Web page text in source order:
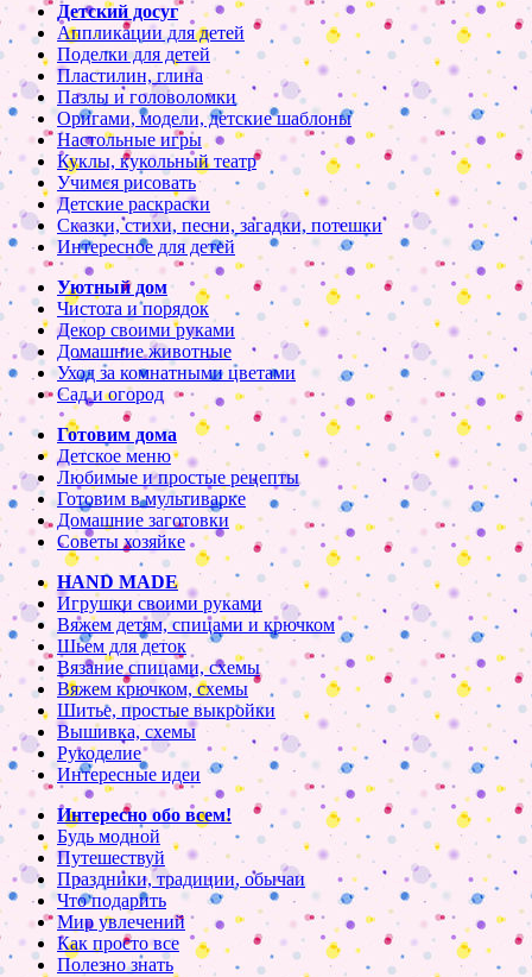
Детский досуг
Аппликации для детей
Поделки для детей
Пластилин, глина
Пазлы и головоломки
Оригами, модели, детские шаблоны
Настольные игры
Куклы, кукольный театр
Учимся рисовать
Детские раскраски
Сказки, стихи, песни, загадки, потешки
Интересное для детей
Уютный дом
Чистота и порядок
Декор своими руками
Домашние животные
Уход за комнатными цветами
Сад и огород
Готовим дома
Детское меню
Любимые и простые рецепты
Готовим в мультиварке
Домашние заготовки
Советы хозяйке
HAND MADE
Игрушки своими руками
Вяжем детям, спицами и крючком
Шьем для деток
Вязание спицами, схемы
Вяжем крючком, схемы
Шитье, простые выкройки
Вышивка, схемы
Рукоделие
Интересные идеи
Интересно обо всем!
Будь модной
Путешествуй
Праздники, традиции, обычаи
Что подарить
Мир увлечений
Как просто все
Полезно знать